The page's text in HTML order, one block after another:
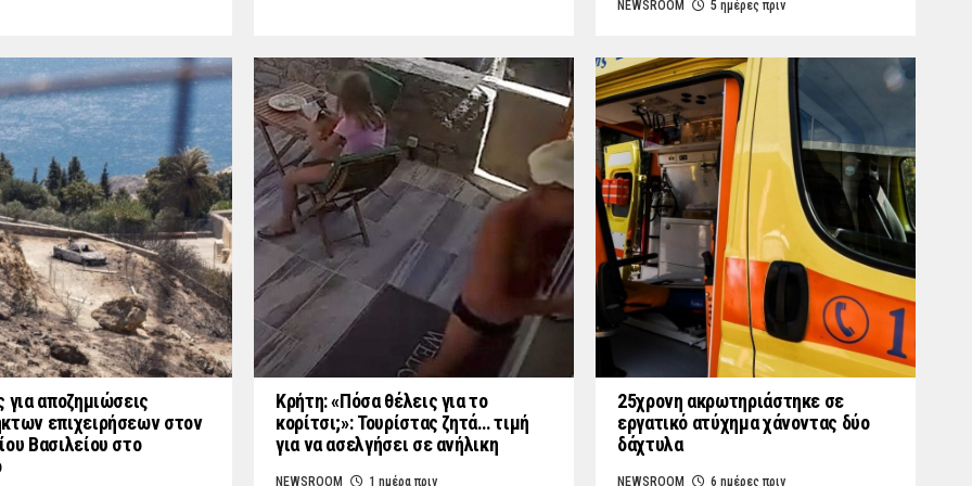
NEWSROOM 5 ημέρες πριν
για αποζημιώσεις
επιχειρήσεων στον
Βασιλείου στο
Κρήτη: «Πόσα θέλεις για το
κορίτσι;»: Τουρίστας ζητά… τιμή
για να ασελγήσει σε ανήλικη
NEWSROOM 1 ημέρα πριν
25χρονη ακρωτηριάστηκε σε
εργατικό ατύχημα χάνοντας δύο
δάχτυλα
NEWSROOM 6 ημέρες πριν